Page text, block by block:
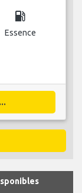
local_gas_station
Essence